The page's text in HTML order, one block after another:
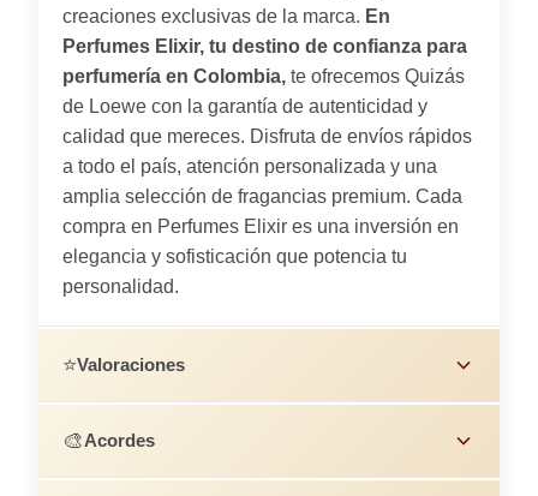
creaciones exclusivas de la marca. En
Perfumes Elixir, tu destino de confianza para
perfumería en Colombia, te ofrecemos Quizás
de Loewe con la garantía de autenticidad y
calidad que mereces. Disfruta de envíos rápidos
a todo el país, atención personalizada y una
amplia selección de fragancias premium. Cada
compra en Perfumes Elixir es una inversión en
elegancia y sofisticación que potencia tu
personalidad.
⭐Valoraciones
🎨Acordes